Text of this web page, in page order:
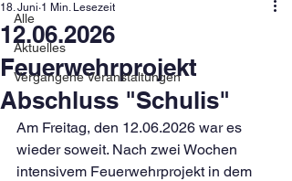
Alle
Aktuelles
Vergangene Veranstaltungen
12.06.2026
Feuerwehrprojekt
Abschluss "Schulis"
18. Juni 1 Min. Lesezeit
Am Freitag, den 12.06.2026 war es
wieder soweit. Nach zwei Wochen
intensivem Feuerwehrprojekt in dem